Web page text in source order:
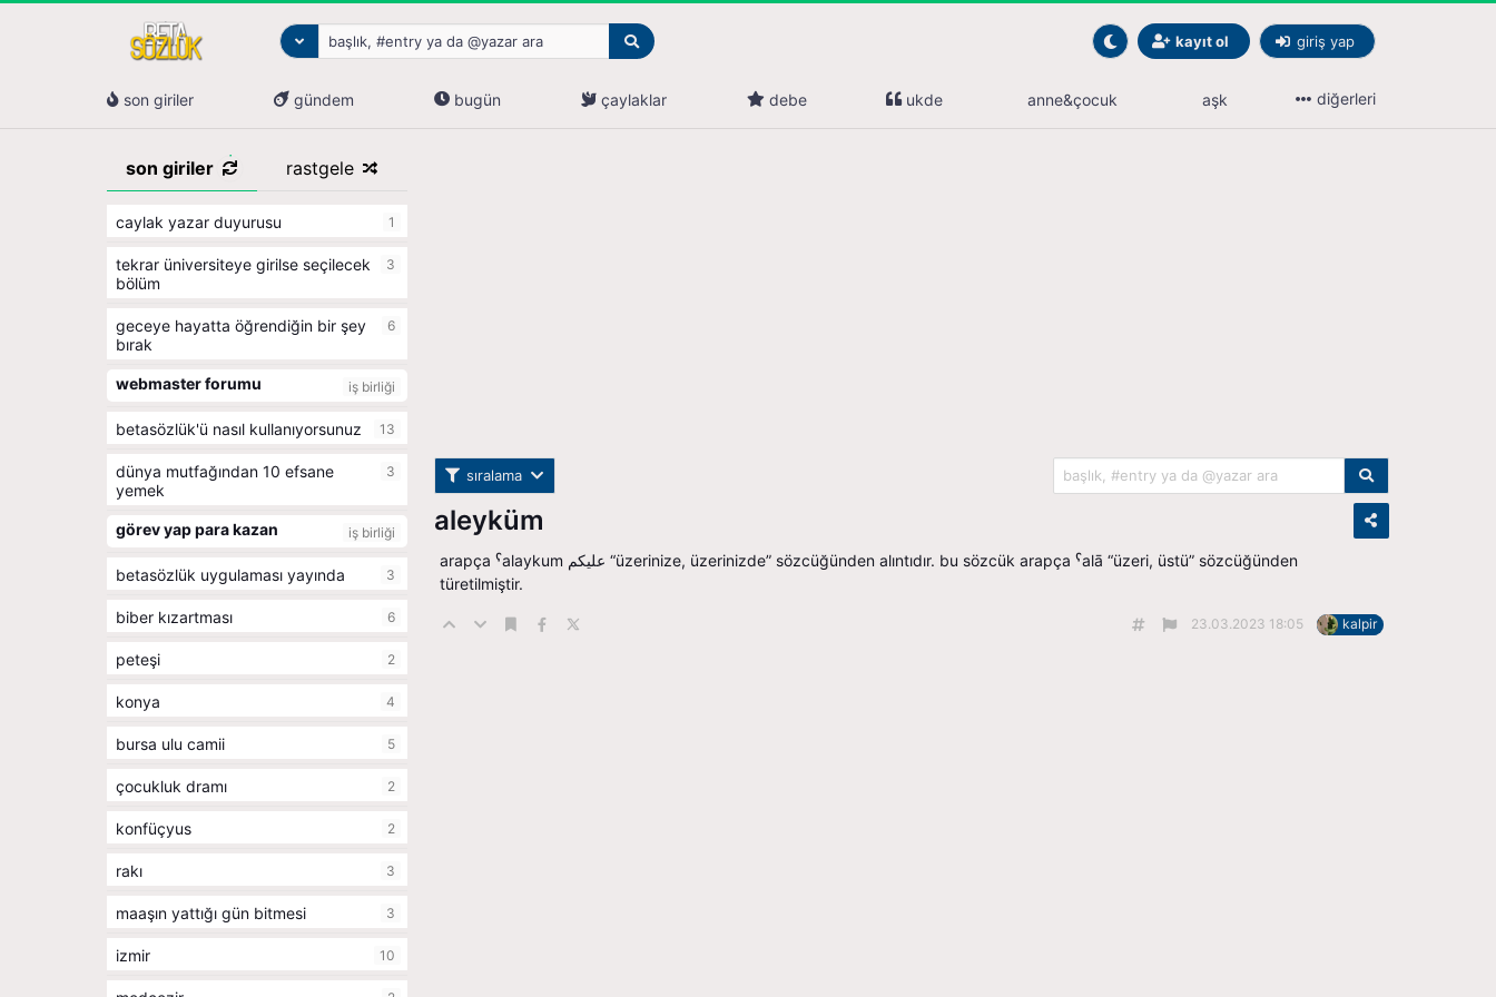
kayıt ol giriş yap
son giriler gündem bugün çaylaklar debe ukde anne&çocuk aşk diğerleri
son giriler rastgele
caylak yazar duyurusu 1
tekrar üniversiteye girilse seçilecek
bölüm
3
geceye hayatta öğrendiğin bir şey
bırak
6
webmaster forumu iş birliği
betasözlük'ü nasıl kullanıyorsunuz 13
dünya mutfağından 10 efsane
yemek
3
görev yap para kazan iş birliği
betasözlük uygulaması yayında 3
biber kızartması 6
peteşi 2
konya 4
bursa ulu camii 5
çocukluk dramı 2
konfüçyus 2
rakı 3
maaşın yattığı gün bitmesi 3
izmir 10
sıralama
aleyküm
arapça ˁalaykum عليكم “üzerinize, üzerinizde” sözcüğünden alıntıdır. bu sözcük arapça ˁalā “üzeri, üstü” sözcüğünden
türetilmiştir.
23.03.2023 18:05 kalpir